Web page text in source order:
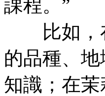
課程。
比如
的品種、
知識；在